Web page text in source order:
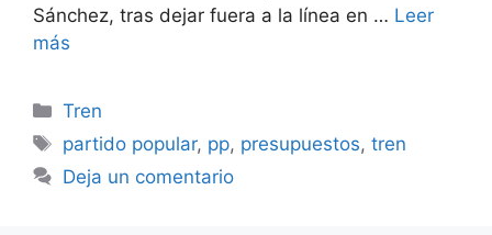
Sánchez, tras dejar fuera a la línea en … Leer
más
Categorías
Tren
Etiquetas
partido popular, pp, presupuestos,tren
Deja un comentario